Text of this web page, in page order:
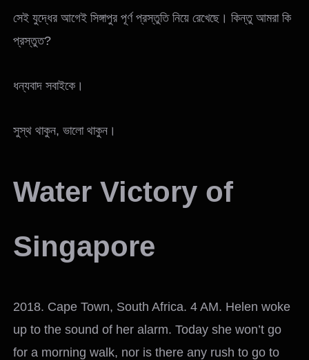
সেই যুদ্ধের আগেই সিঙ্গাপুর পূর্ণ প্রস্তুতি নিয়ে রেখেছে। কিন্তু আমরা কি
প্রস্তুত?
ধন্যবাদ সবাইকে।
সুস্থ থাকুন, ভালো থাকুন।
Water Victory of
Singapore
2018. Cape Town, South Africa. 4 AM. Helen woke
up to the sound of her alarm. Today she won’t go
for a morning walk, nor is there any rush to go to